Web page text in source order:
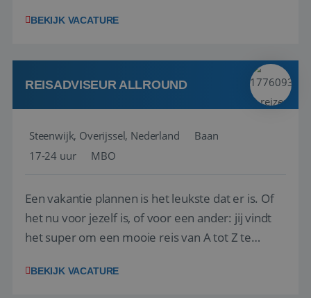
en tarieven waar je collega’s niet uitkomen.
kwaliteitsbewaking van alles wat met IATA te m...
BEKIJK VACATURE
REISADVISEUR ALLROUND
Steenwijk, Overijssel, Nederland
Baan
17-24 uur
MBO
Een vakantie plannen is het leukste dat er is. Of
het nu voor jezelf is, of voor een ander: jij vindt
het super om een mooie reis van A tot Z te
vakantiegangers de meest prachtige plekjes op
BEKIJK VACATURE